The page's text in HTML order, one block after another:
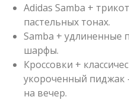
Adidas Samba +
пастельных тонах.
Samba + удлиненные
шарфы.
Кроссовки +
укороченный пиджак
на вечер.